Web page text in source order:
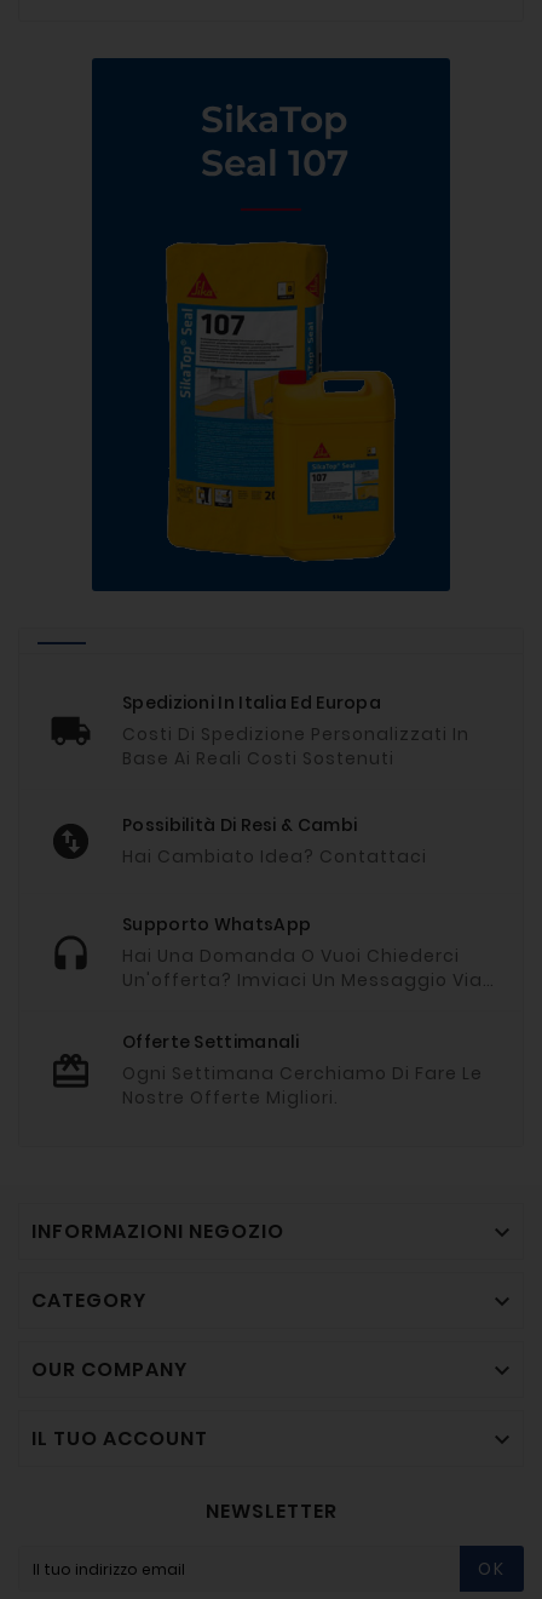
Spedizioni In Italia Ed Europa
Costi Di Spedizione Personalizzati In
Base Ai Reali Costi Sostenuti
Possibilità Di Resi & Cambi
Hai Cambiato Idea? Contattaci
Supporto WhatsApp
Hai Una Domanda O Vuoi Chiederci
Un'offerta? Imviaci Un Messaggio Via
Offerte Settimanali
Ogni Settimana Cerchiamo Di Fare Le
Nostre Offerte Migliori.
INFORMAZIONI NEGOZIO 
CATEGORY 
OUR COMPANY 
IL TUO ACCOUNT 
NEWSLETTER
OK